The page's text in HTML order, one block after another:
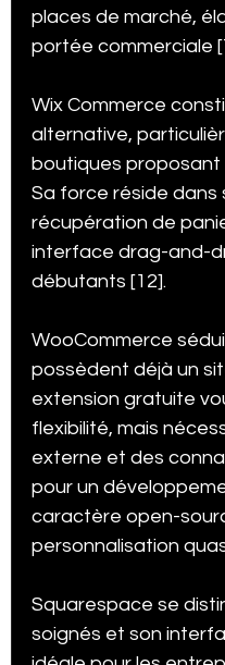
places de marché,
portée commerciale
Wix Commerce
alternative,
boutiques proposant
Sa force réside
récupération de
interface drag-and-
débutants [12].
WooCommerce
possèdent déjà un
extension gratuite
flexibilité, mais
externe et des
pour un
caractère open-
personnalisation
Squarespace se
soignés et son